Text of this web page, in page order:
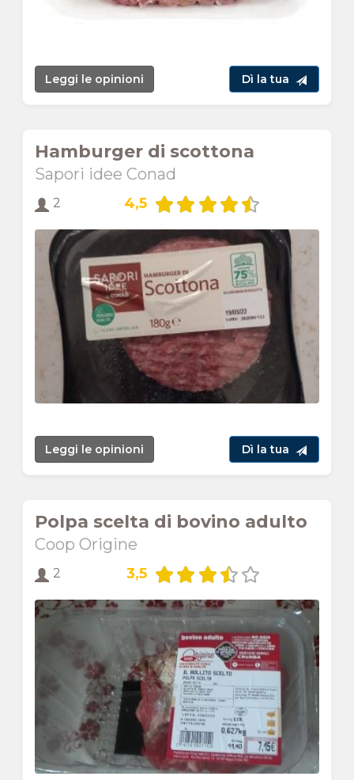
Leggi le opinioni Dì la tua
Hamburger di scottona
Sapori idee Conad
2 4,5
Leggi le opinioni Dì la tua
Polpa scelta di bovino adulto
Coop Origine
2 3,5